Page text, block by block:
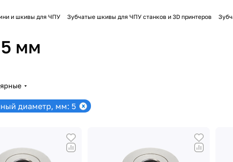
и шкивы для ЧПУ Зубчатые шкивы для ЧПУ станков и 3D принтеров
мм
диаметр, мм: 5